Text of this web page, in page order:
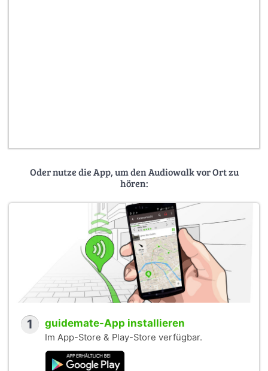
Oder nutze die App, um den Audiowalk vor Ort zu
hören:
1 guidemate-App installieren
Im App-Store & Play-Store verfügbar.